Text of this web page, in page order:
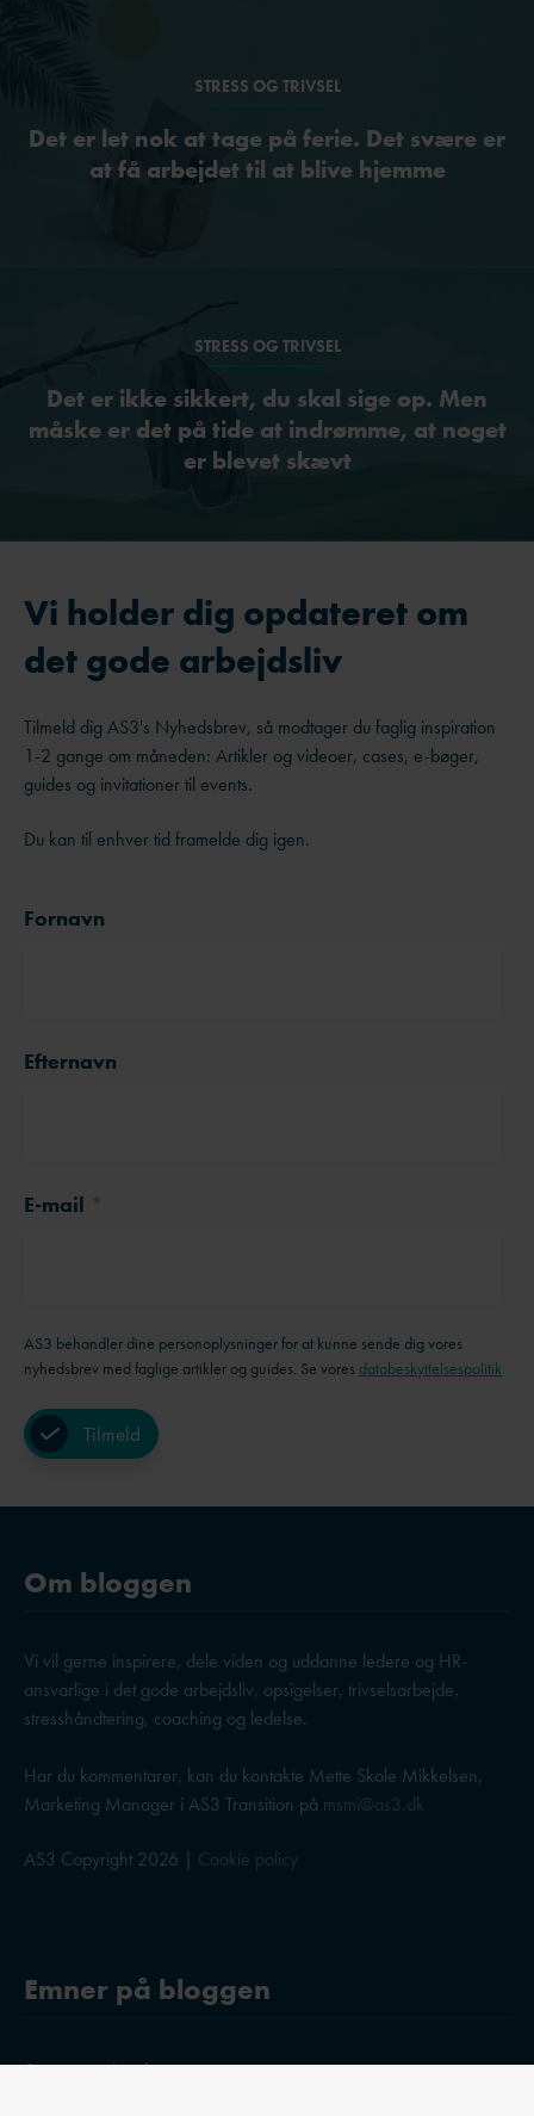
STRESS OG TRIVSEL
Det er let nok at tage på ferie. Det svære er
at få arbejdet til at blive hjemme
STRESS OG TRIVSEL
Det er ikke sikkert, du skal sige op. Men
måske er det på tide at indrømme, at noget
er blevet skævt
Vi holder dig opdateret om
det gode arbejdsliv
Tilmeld dig AS3's Nyhedsbrev, så modtager du faglig inspiration
1-2 gange om måneden: Artikler og videoer, cases, e-bøger,
guides og invitationer til events.
Du kan til enhver tid framelde dig igen.
Fornavn
Efternavn
E-mail *
AS3 behandler dine personoplysninger for at kunne sende dig vores
nyhedsbrev med faglige artikler og guides. Se vores databeskyttelsespolitik
Om bloggen
Vi vil gerne inspirere, dele viden og uddanne ledere og HR-
ansvarlige i det gode arbejdsliv, opsigelser, trivselsarbejde,
stresshåndtering, coaching og ledelse.
Har du kommentarer, kan du kontakte Mette Skole Mikkelsen,
Marketing Manager i AS3 Transition på msmi@as3.dk
AS3 Copyright 2026 | Cookie policy
Emner på bloggen
Stress og trivsel